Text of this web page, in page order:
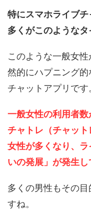
特にスマホライブ
多くがこのようなタ
このような一般女
然的にハプニング
チャットアプリです
一般女性の利用者
チャトレ（チャッ
女性が多くなり、
いの発展」が発生し
多くの男性もその
すね。